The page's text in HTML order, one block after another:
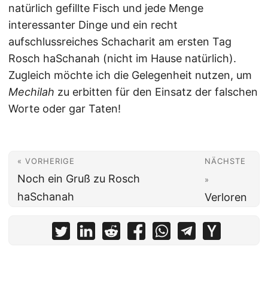
natürlich gefillte Fisch und jede Menge
interessanter Dinge und ein recht
aufschlussreiches Schacharit am ersten Tag
Rosch haSchanah (nicht im Hause natürlich).
Zugleich möchte ich die Gelegenheit nutzen, um
Mechilah zu erbitten für den Einsatz der falschen
Worte oder gar Taten!
« VORHERIGE
Noch ein Gruß zu Rosch
haSchanah
NÄCHSTE
»
Verloren